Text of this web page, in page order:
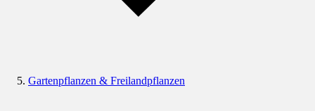
Gartenpflanzen & Freilandpflanzen